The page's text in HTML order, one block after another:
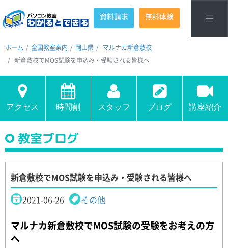
資料請求 無料体験
ホーム 全国教室案内 岡山県
マルナカ新倉敷校
新倉敷校でMOS試験を申込み・受験される皆様へ
アクセス 時間割 スタッフ ブログ 講座紹介
教室ブログ
新倉敷校でMOS試験を申込み・受験される皆様へ
2021-06-26
その他
マルナカ新倉敷校でMOS試験の受験をお考えの方
へ